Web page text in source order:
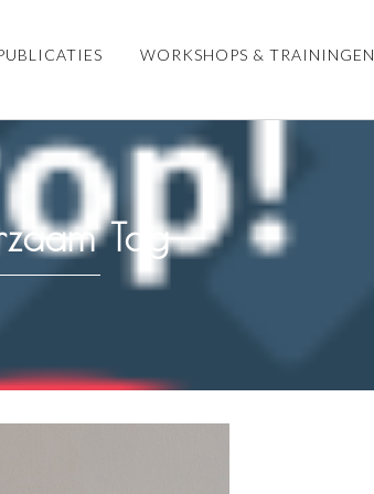
WORKSHOPS & TRAININGEN
Tag